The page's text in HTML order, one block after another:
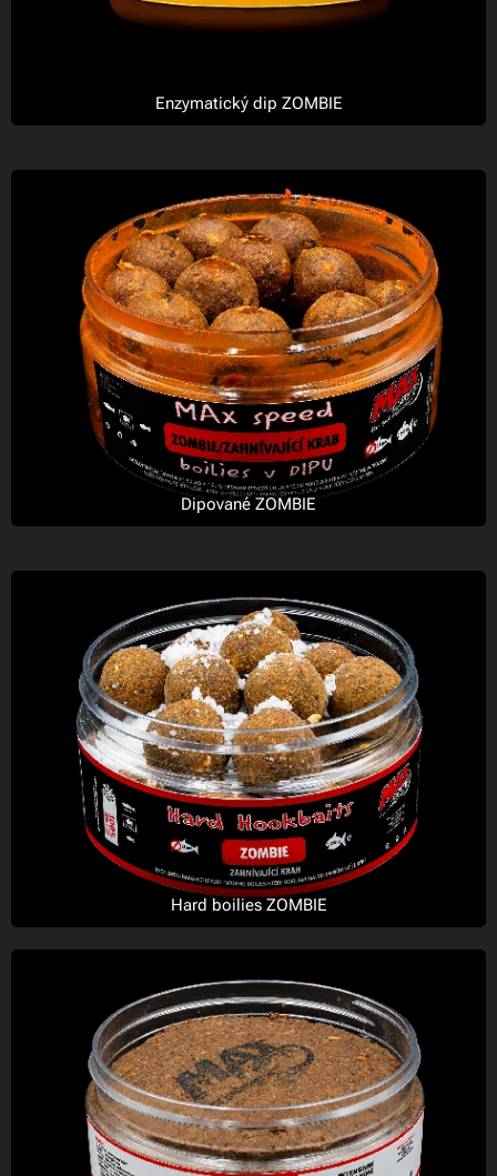
Enzymatický dip ZOMBIE
Dipované ZOMBIE
Hard boilies ZOMBIE